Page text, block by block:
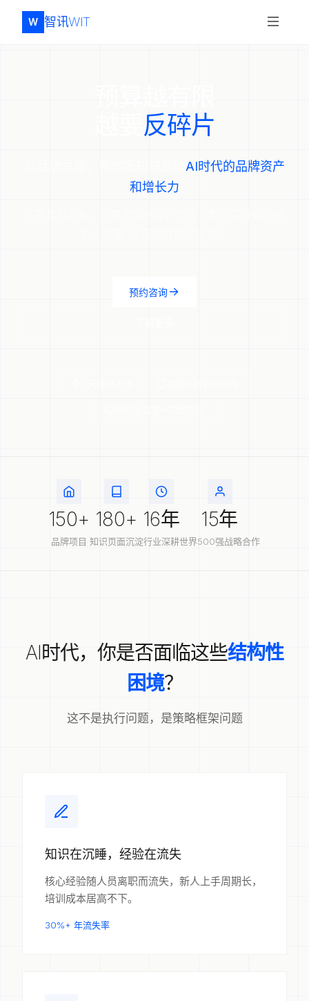
W 智讯WIT
反碎片
AI时代的品牌资产
和增长力
预约咨询
150+
品牌项目
180+
知识页面沉淀
16年
行业深耕
15年
世界500强战略合作
AI时代，你是否面临这些结构性
困境？
这不是执行问题，是策略框架问题
知识在沉睡，经验在流失
核心经验随人员离职而流失，新人上手周期长，
培训成本居高不下。
30%+ 年流失率